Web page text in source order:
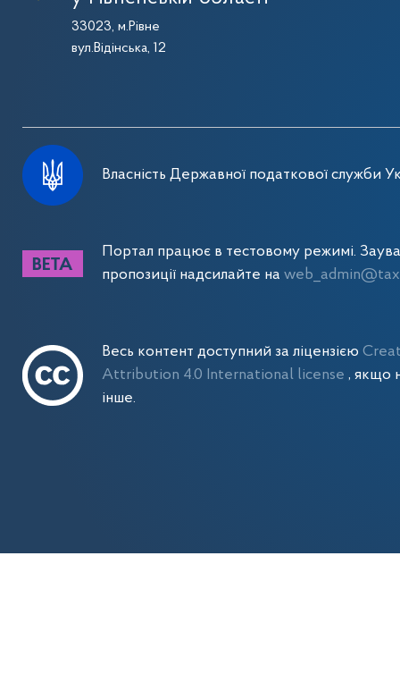
33023, м.Рівне
вул.Відінська, 12
Власність Державної податкової служби
Портал працює в тестовому режимі.
пропозиції надсилайте на
Весь контент доступний за ліцензією
Attribution 4.0 International license, якщо
інше.